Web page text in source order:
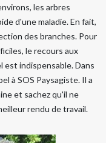
les arbres
d'une maladie. En fait,
des branches. Pour
le recours aux
indispensable. Dans
à SOS Paysagiste. Il a
et sachez qu'il ne
rendu de travail.